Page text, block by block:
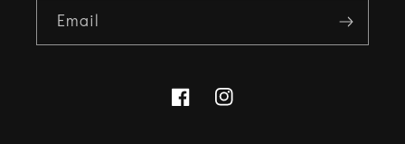
Email
FacebookInstagram